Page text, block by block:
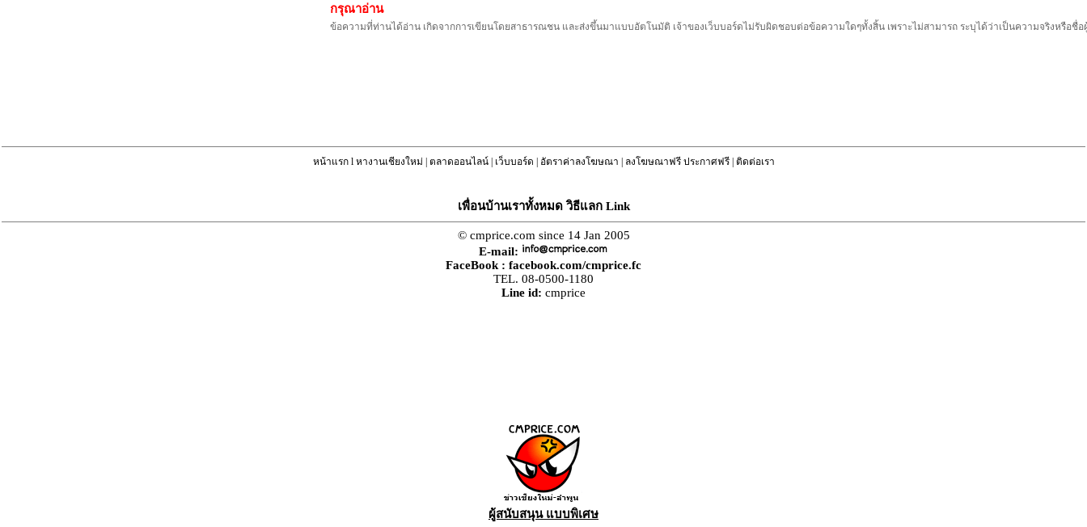
กรุณาอ่าน
ข้อความที่ท่านได้อ่าน เกิดจากการเขียนโดยสาธารณชน และส่งขึ้นมาแบบอัตโนมัติ เจ้าของเว็บบอร์ดไม่รับผิดชอบต่อข้อความใดๆทั้งสิ้น เพราะไม่สามารถ ระบุได้ว่าเป็นความจริงหรื
หน้าแรกl หางานเชียงใหม่ | ตลาดออนไลน์| เว็บบอร์ด | อัตราค่าลงโฆษณา | ลงโฆษณาฟรี ประกาศฟรี| ติดต่อเรา
เพื่อนบ้านเราทั้งหมด วิธีแลก Link
© cmprice.com since 14 Jan 2005
E-mail:
FaceBook : facebook.com/cmprice.fc
TEL. 08-0500-1180
Line id: cmprice
ผู้สนับสนุน แบบพิเศษ